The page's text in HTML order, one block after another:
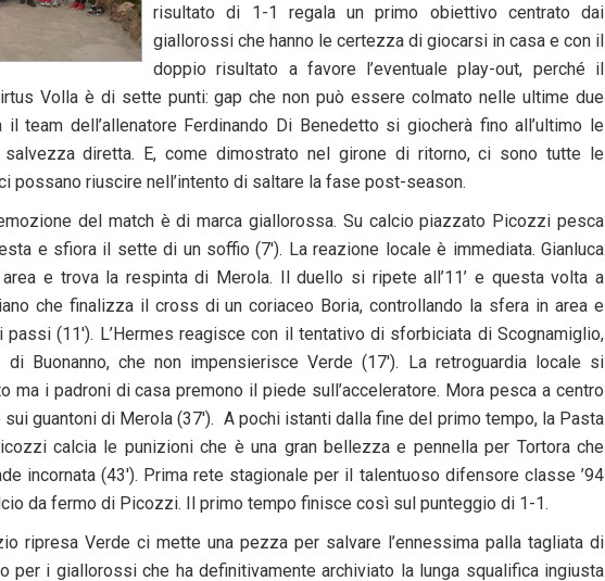
risultato di 1-1 regala un primo obiettivo centrato dai
giallorossi che hanno le certezza di giocarsi in casa e con il
doppio risultato a favore l’eventuale play-out, perché il
Volla è di sette punti: gap che non può essere colmato nelle ultime due
team dell’allenatore Ferdinando Di Benedetto si giocherà fino all’ultimo le
salvezza diretta. E, come dimostrato nel girone di ritorno, ci sono tutte le
possano riuscire nell’intento di saltare la fase post-season.
del match è di marca giallorossa. Su calcio piazzato Picozzi pesca
e sfiora il sette di un soffio (7′). La reazione locale è immediata. Gianluca
e trova la respinta di Merola. Il duello si ripete all’11’ e questa volta a
che finalizza il cross di un coriaceo Boria, controllando la sfera in area e
(11′). L’Hermes reagisce con il tentativo di sforbiciata di Scognamiglio,
Buonanno, che non impensierisce Verde (17′). La retroguardia locale si
ma i padroni di casa premono il piede sull’acceleratore. Mora pesca a centro
guantoni di Merola (37′). A pochi istanti dalla fine del primo tempo, la Pasta
calcia le punizioni che è una gran bellezza e pennella per Tortora che
incornata (43′). Prima rete stagionale per il talentuoso difensore classe ’94
da fermo di Picozzi. Il primo tempo finisce così sul punteggio di 1-1.
ripresa Verde ci mette una pezza per salvare l’ennessima palla tagliata di
per i giallorossi che ha definitivamente archiviato la lunga squalifica ingiusta